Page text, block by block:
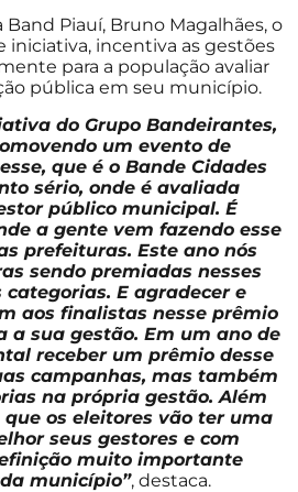
Piauí, Bruno Magalhães, o
iniciativa, incentiva as gestões
para a população avaliar
pública em seu município.
do Grupo Bandeirantes,
um evento de
que é o Bande Cidades
sério, onde é avaliada
público municipal. É
a gente vem fazendo esse
prefeituras. Este ano nós
sendo premiadas nesses
E agradecer e
aos finalistas nesse prêmio
sua gestão. Em um ano de
receber um prêmio desse
campanhas, mas também
na própria gestão. Além
os eleitores vão ter uma
seus gestores e com
muito importante
município”, destaca.